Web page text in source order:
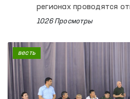
регионах проводятся
населением,
1026 Просмотры
весть